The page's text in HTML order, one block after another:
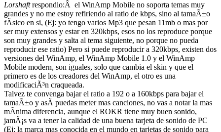
Lorshaftrespondio:Â el WinAmp Mobile no soporta temas muy
grandes y no me estoy refiriendo al ratio de kbps, sino al tamaÃ±o
fÃ­sico en si, (Ej: yo tengo varios Mp3 que pesan 11mb o mas por
ser muy extensos y estar en 320kbps, esos no los reproduce porque
son muy grandes y salta al tema siguiente, no porque no pueda
reproducir ese ratio) Pero si puede reproducir a 320kbps, existen dos
versiones del WinAmp, el WinAmp Mobile 1.0 y el WinAmp
Mobile modern, son iguales, solo que cambia el skin y que el
primero es de los creadores del WinAmp, el otro es una
modificaciÃ³n craqueada.
Talvez te convenga bajar el ratio a 192 o a 160kbps para bajar el
tamaÃ±o y asÃ­ puedas meter mas canciones, no vas a notar la mas
mÃ­nima diferencia, aunque el ROKR tiene muy buen sonido,
jamÃ¡s va a tener la calidad de una buena tarjeta de sonido de PC
(Ej: la marca mas conocida en el mundo en tarjetas de sonido para